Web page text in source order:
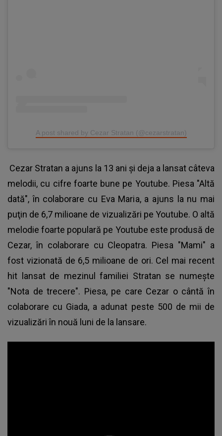
A post shared by Cezar Stratan (@cezarstratan)
Cezar Stratan a ajuns la 13 ani şi deja a lansat câteva
melodii, cu cifre foarte bune pe Youtube. Piesa "Altă
dată", în colaborare cu Eva Maria, a ajuns la nu mai
puţin de 6,7 milioane de vizualizări pe Youtube. O altă
melodie foarte populară pe Youtube este produsă de
Cezar, în colaborare cu Cleopatra. Piesa "Mami" a
fost vizionată de 6,5 milioane de ori. Cel mai recent
hit lansat de mezinul familiei Stratan se numeşte
"Nota de trecere". Piesa, pe care Cezar o cântă în
colaborare cu Giada, a adunat peste 500 de mii de
vizualizări în nouă luni de la lansare.